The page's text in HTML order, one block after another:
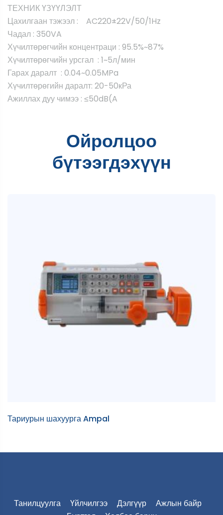
ТЕХНИК ҮЗҮҮЛЭЛТ
Цахилгаан тэжээл : AC220±22V/50/1Hz
Чадал : 350VA
Хүчилтөрөгчийн концентраци : 95.5%~87%
Хүчилтөрөгчийн урсгал : 1~5л/мин
Гарах даралт : 0.04~0.05MPa
Хүчилтөрөгийн даралт: 20-50кРа
Ажиллах дуу чимээ : ≤50dB(A
Ойролцоо
бүтээгдэхүүн
Тариурын шахуурга Ampal
Танилцуулга Үйлчилгээ Дэлгүүр
Ажлын байр